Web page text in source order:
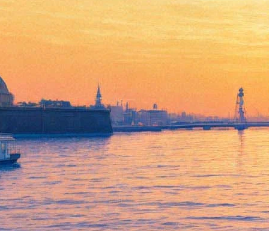
«Мастерская» отправит
зрителей в космическую
одиссею